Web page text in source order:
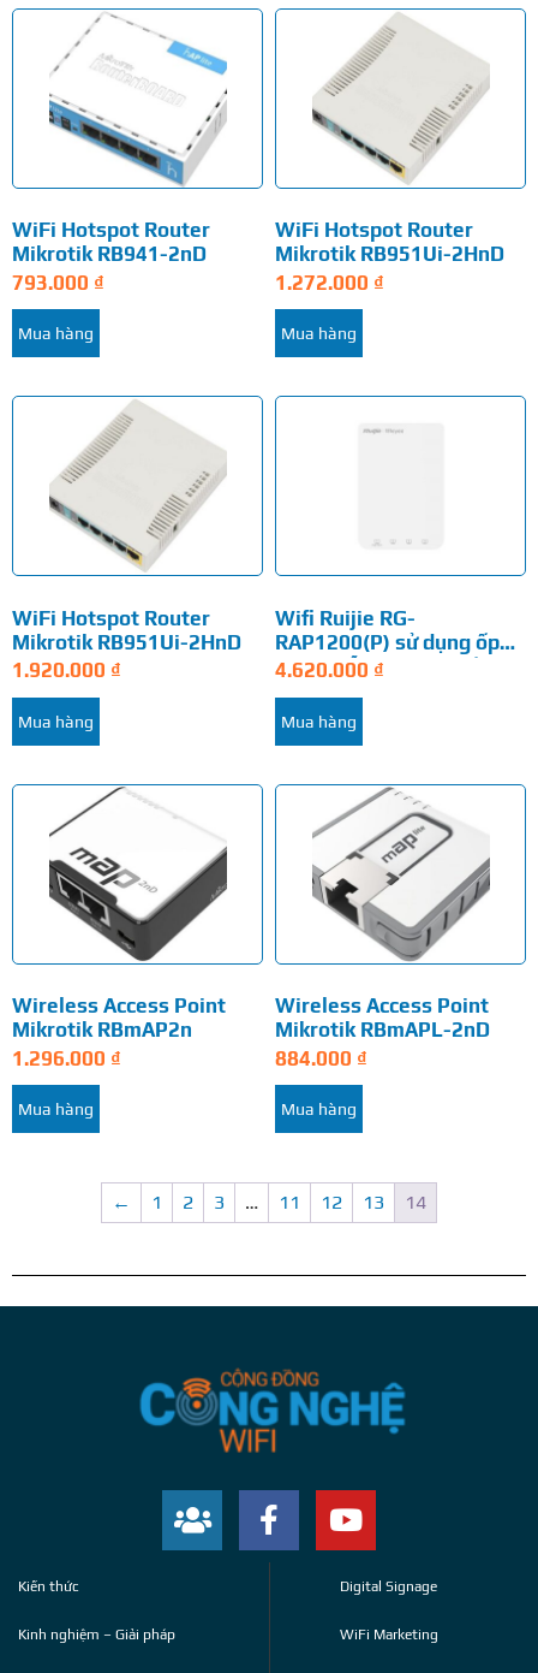
WiFi Hotspot Router
Mikrotik RB941-2nD
793.000 ₫
Mua hàng
WiFi Hotspot Router
Mikrotik RB951Ui-2HnD
1.272.000 ₫
Mua hàng
WiFi Hotspot Router
Mikrotik RB951Ui-2HnD
1.920.000 ₫
Mua hàng
Wifi Ruijie RG-
RAP1200(P) sử dụng ốp
tường hỗ trợ 110 thiết bị
4.620.000 ₫
Mua hàng
Wireless Access Point
Mikrotik RBmAP2n
1.296.000 ₫
Mua hàng
Wireless Access Point
Mikrotik RBmAPL-2nD
884.000 ₫
Mua hàng
← 1 2 3 … 11 12 13 14
Kiến thức
Kinh nghiệm – Giải pháp
Digital Signage
WiFi Marketing